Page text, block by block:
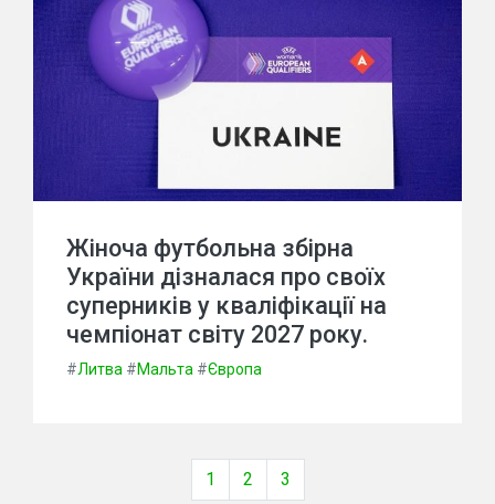
Жіноча футбольна збірна
України дізналася про своїх
суперників у кваліфікації на
чемпіонат світу 2027 року.
#Литва #Мальта #Європа
1 2 3